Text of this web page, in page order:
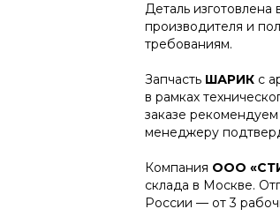
Деталь
производителя и
требованиям.
Запчасть ШАРИКс
в рамках
заказе
менеджеру
Компания ООО
склада в Москве.
России — от 3